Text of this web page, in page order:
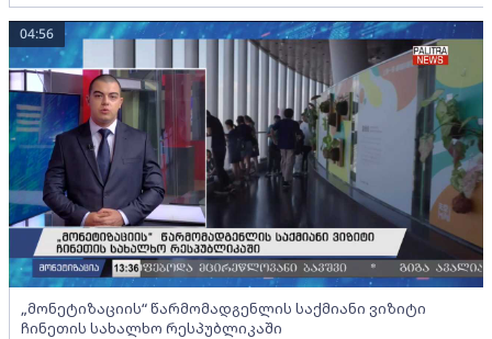
„მონეტიზაციის“ წარმომადგენლის საქმიანი ვიზიტი
ჩინეთის სახალხო რესპუბლიკაში
04:56